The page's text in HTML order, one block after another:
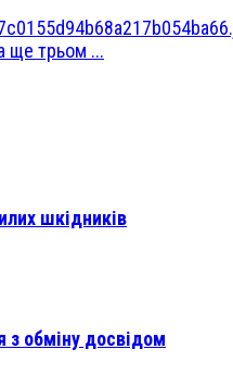
ще трьом ...
шкідників
з обміну досвідом